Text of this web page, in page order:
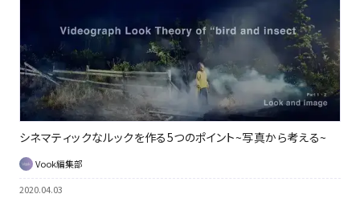
シネマティックなルックを作る5つのポイント~写真から考える~
Vook編集部
2020.04.03